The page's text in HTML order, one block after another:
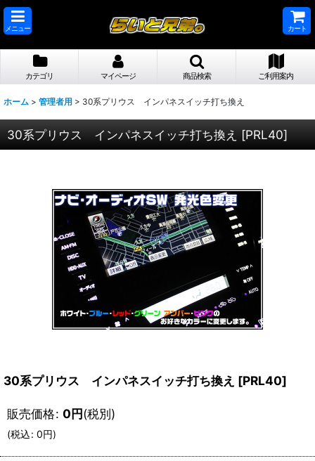
メニュー カート
カテゴリ マイページ 商品検索 ご利用案内
ホーム > 管理者用 > 30系プリウス インパネスイッチ打ち換え
30系プリウス インパネスイッチ打ち換え [PRL40]
30系プリウス インパネスイッチ打ち換え [PRL40]
販売価格: 0円(税別)
(税込: 0円)